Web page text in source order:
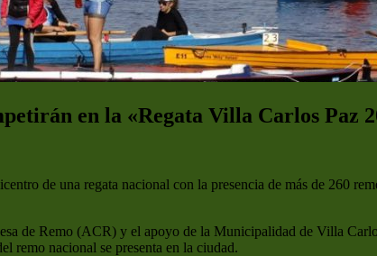
en la «Regata Villa Carlos Paz
de una regata nacional con la presencia de más de 260
de Remo (ACR) y el apoyo de la Municipalidad de Villa
remo nacional se presenta en la ciudad.